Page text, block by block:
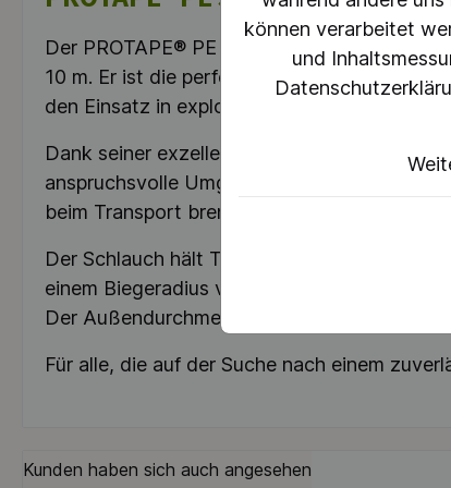
Der PROTAPE® PE 322 EC ist ein
10 m. Er ist die perfekte Wahl für eine
den Einsatz in explosionsgefährdeten
Dank seiner exzellenten
anspruchsvolle Umgebungen. Mit einem
beim Transport brennbarer Stäube und
Der Schlauch hält Temperaturen von -
einem Biegeradius von nur 71 mm und
Der Außendurchmesser beträgt 133 mm,
Für alle, die auf der Suche nach einem
Kunden haben sich auch angesehen
können verarbeitet
und